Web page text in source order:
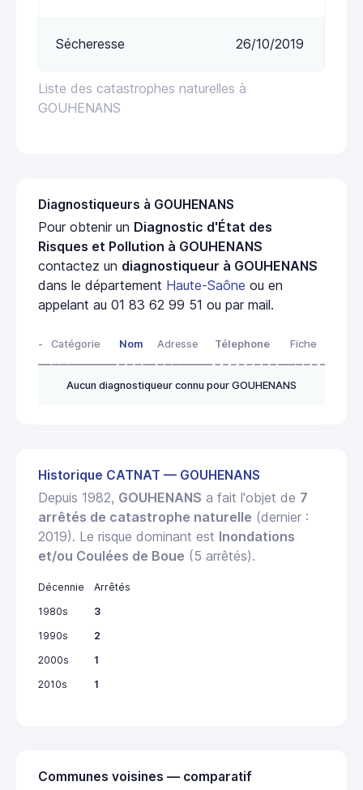
Liste des catastrophes naturelles à
GOUHENANS
Sécheresse 26/10/2019
Diagnostiqueurs à GOUHENANS
Pour obtenir un Diagnostic d'État des
Risques et Pollution à GOUHENANS
contactez un diagnostiqueur à GOUHENANS
dans le département Haute-Saône ou en
appelant au 01 83 62 99 51 ou par mail.
- Catégorie Nom Adresse Télephone Fiche
Aucun diagnostiqueur connu pour GOUHENANS
Historique CATNAT — GOUHENANS
Depuis 1982, GOUHENANS a fait l'objet de 7
arrêtés de catastrophe naturelle (dernier :
2019). Le risque dominant est Inondations
et/ou Coulées de Boue (5 arrêtés).
Décennie
Arrêtés
1980s
3
1990s
2
2000s
1
2010s
1
Communes voisines — comparatif